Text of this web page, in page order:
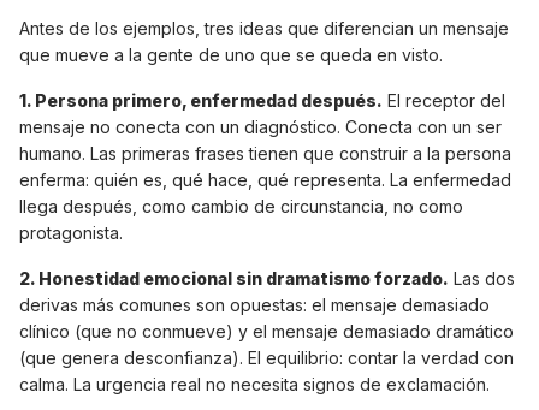
Antes de los ejemplos, tres ideas que diferencian un mensaje
que mueve a la gente de uno que se queda en visto.
1. Persona primero, enfermedad después. El receptor del
mensaje no conecta con un diagnóstico. Conecta con un ser
humano. Las primeras frases tienen que construir a la persona
enferma: quién es, qué hace, qué representa. La enfermedad
llega después, como cambio de circunstancia, no como
protagonista.
2. Honestidad emocional sin dramatismo forzado. Las dos
derivas más comunes son opuestas: el mensaje demasiado
clínico (que no conmueve) y el mensaje demasiado dramático
(que genera desconfianza). El equilibrio: contar la verdad con
calma. La urgencia real no necesita signos de exclamación.